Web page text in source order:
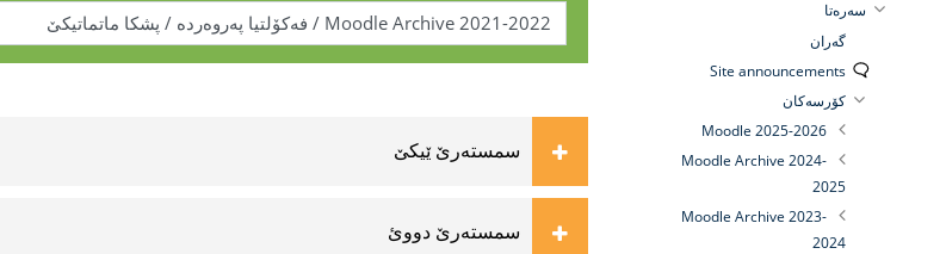
سمستەرێ ێیکێ
سمستەرێ دووئ
سه‌ره‌تا
گه‌ران
Site announcements
کۆرسەکان
Moodle 2025-2026
Moodle Archive 2024-
2025
Moodle Archive 2023-
2024